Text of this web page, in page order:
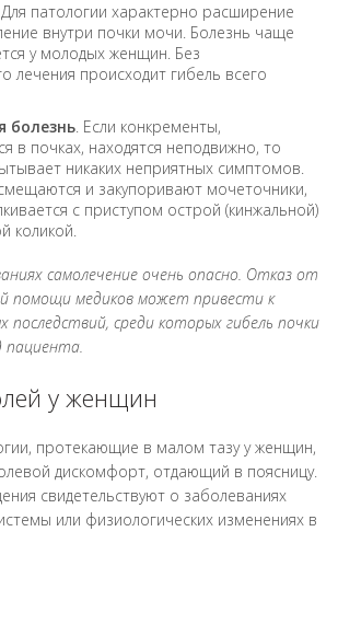
Для патологии характерно расширение
внутри почки мочи. Болезнь чаще
у молодых женщин. Без
лечения происходит гибель всего
болезнь. Если конкременты,
в почках, находятся неподвижно, то
никаких неприятных симптомов.
и закупоривают мочеточники,
с приступом острой (кинжальной)
коликой.
самолечение очень опасно. Отказ от
помощи медиков может привести к
среди которых гибель почки
пациента.
у женщин
протекающие в малом тазу у женщин,
дискомфорт, отдающий в поясницу.
свидетельствуют о заболеваниях
или физиологических изменениях в